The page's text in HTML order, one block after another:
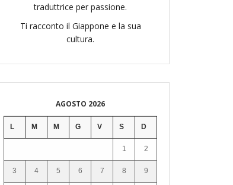
traduttrice per passione.
Ti racconto il Giappone e la sua
cultura.
AGOSTO 2026
L M M G V S D
1 2
3 4 5 6 7 8 9